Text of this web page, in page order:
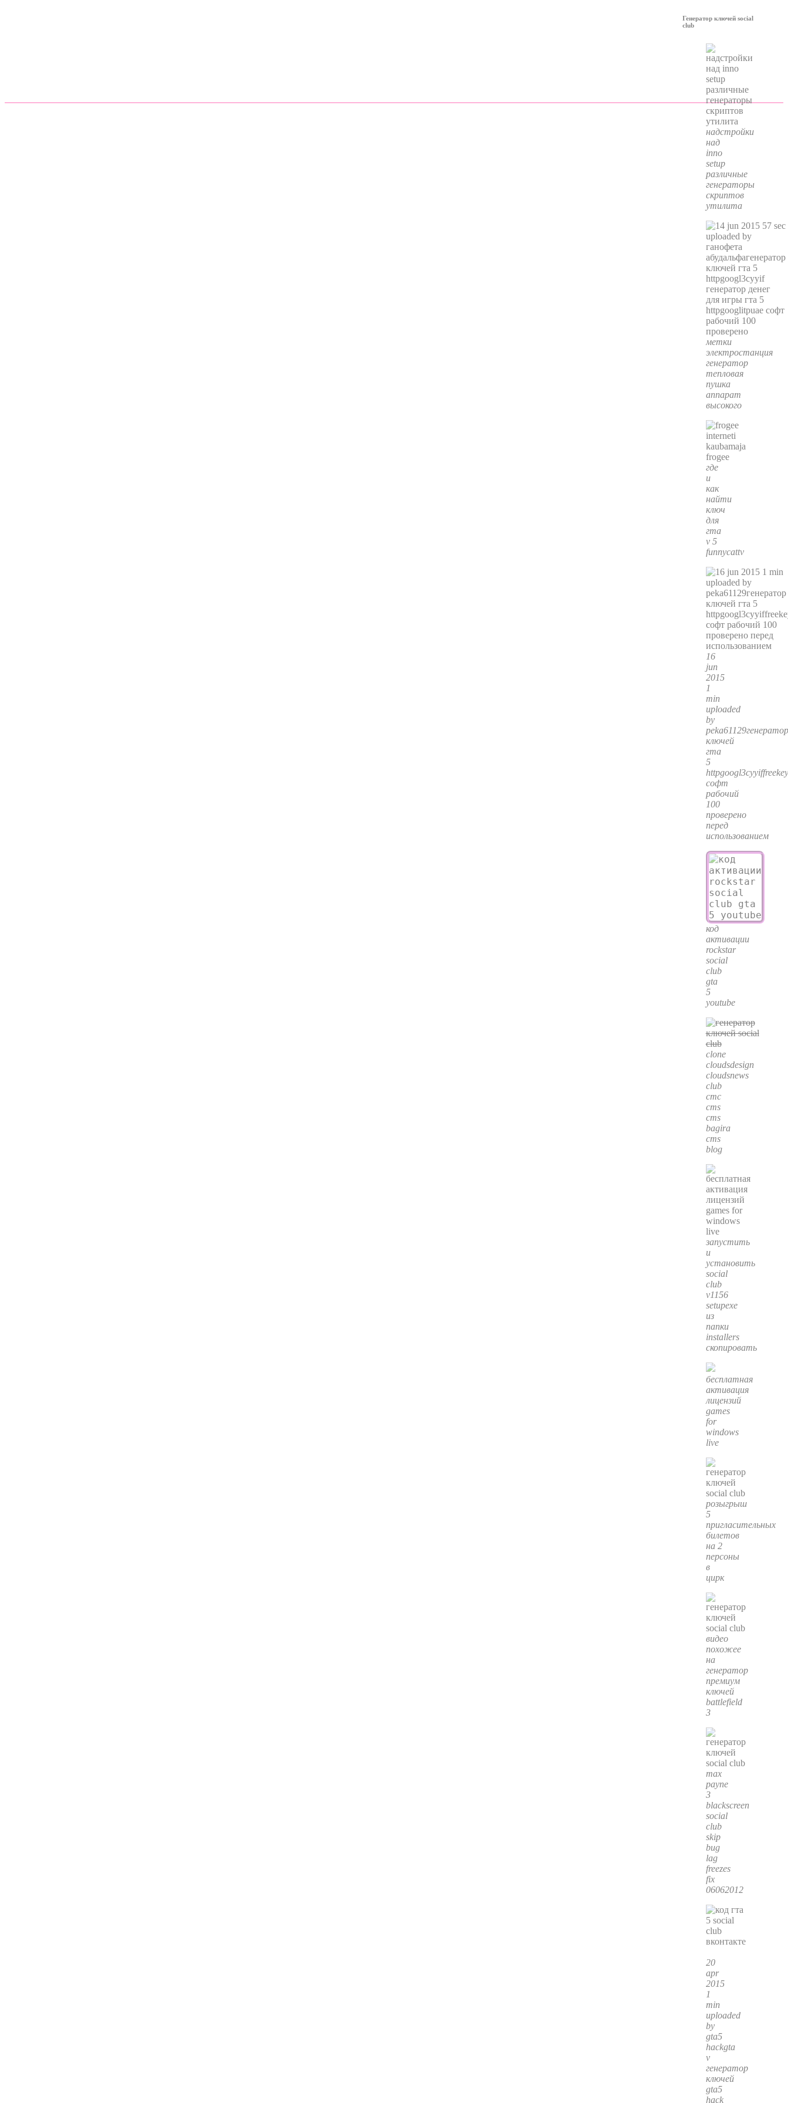
Генератор ключей social
club
надстройки
над
inno
setup
различные
генераторы
скриптов
утилита
метки
электростанция
генератор
тепловая
пушка
аппарат
высокого
где
и
как
найти
ключ
для
гта
v 5
funnycattv
16
jun
2015
1
min
uploaded
by
peka61129генератор
ключей
гта
5
софт
рабочий
100
проверено
перед
использованием
код
активации
rockstar
social
club
gta
5
youtube
clone
cloudsdesign
cloudsnews
club
cmc
cms
cms
bagira
cms
blog
запустить
и
установить
social
club
v1156
setupexe
из
папки
installers
скопировать
бесплатная
активация
лицензий
games
for
windows
live
розыгрыш
5
пригласительных
билетов
на 2
персоны
в
цирк
видео
похожее
на
генератор
премиум
ключей
battlefield
3
max
payne
3
blackscreen
social
club
skip
bug
lag
freezes
fix
06062012
20
apr
2015
1
min
uploaded
by
gta5
hackgta
v
генератор
ключей
gta5
hack